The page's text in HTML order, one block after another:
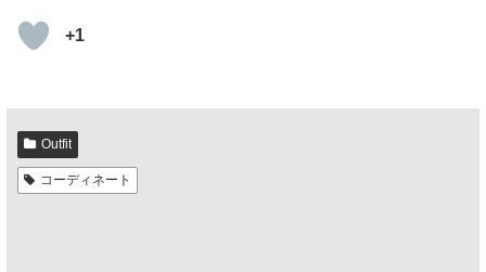
+1
Outfit
コーディネート